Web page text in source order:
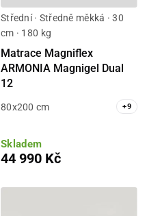
Střední · Středně měkká · 30
cm · 180 kg
Matrace Magniflex
ARMONIA Magnigel Dual
12
80x200 cm +9
Skladem
44 990 Kč